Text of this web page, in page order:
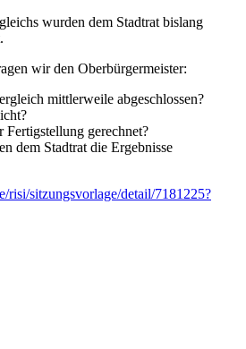
wurden dem Stadtrat bislang
wir den Oberbürgermeister:
mittlerweile abgeschlossen?
gerechnet?
dem Stadtrat die Ergebnisse
risi/sitzungsvorlage/detail/7181225?